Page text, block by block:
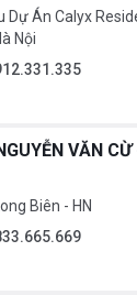
Dự Án Calyx
Nội
VĂN CỪ
Biên - HN